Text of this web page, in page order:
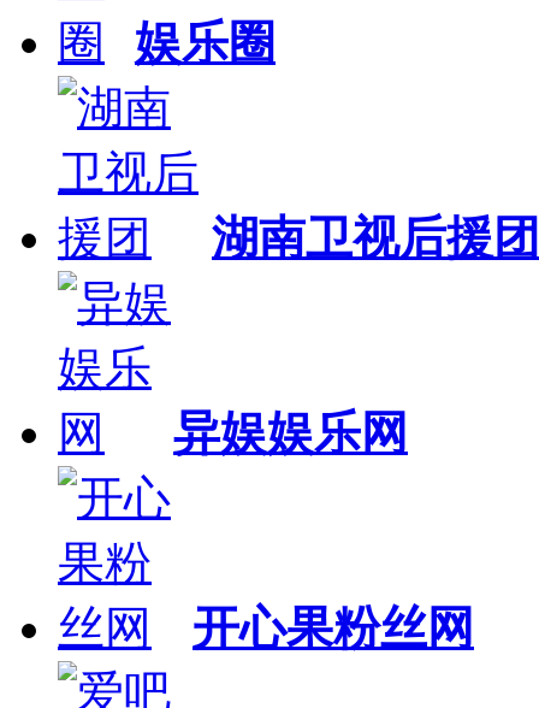
娱乐圈
湖南卫视后援团
异娱娱乐网
开心果粉丝网